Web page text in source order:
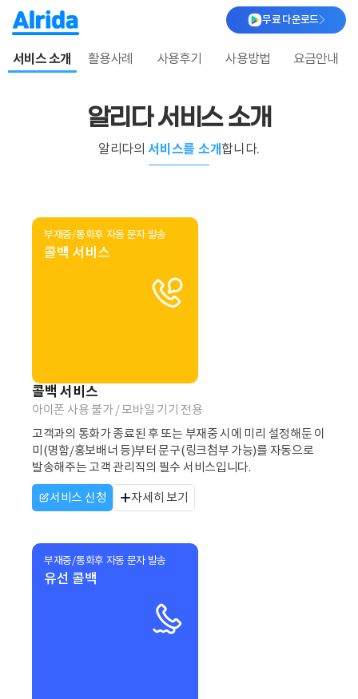
무료 다운로드
서비스 소개 활용사례 사용후기 사용방법 요금안내
알리다 서비스 소개
알리다의서비스를 소개 합니다.
부재중/통화후 자동 문자 발송
콜백 서비스
콜백 서비스
아이폰 사용 불가 / 모바일 기기 전용
고객과의 통화가 종료된 후 또는 부재중 시에 미리 설정해둔 이
미(명함/홍보배너 등)부터 문구(링크첨부 가능)를 자동으로
발송해주는 고객 관리직의 필수 서비스입니다.
서비스 신청 자세히 보기
부재중/통화후 자동 문자 발송
유선 콜백